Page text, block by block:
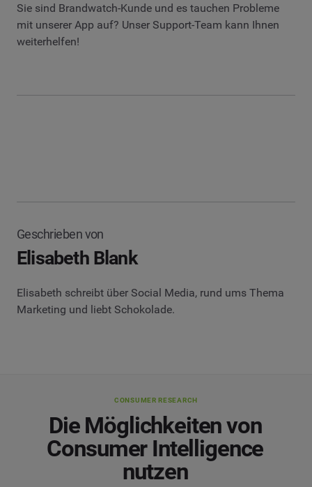
Sie sind Brandwatch-Kunde und es tauchen Probleme
mit unserer App auf? Unser Support-Team kann Ihnen
weiterhelfen!
Geschrieben von
Elisabeth Blank
Elisabeth schreibt über Social Media, rund ums Thema
Marketing und liebt Schokolade.
CONSUMER RESEARCH
Die Möglichkeiten von
Consumer Intelligence
nutzen